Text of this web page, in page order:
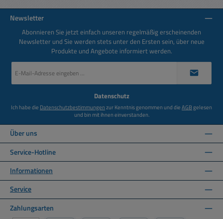
Newsletter
Abonnieren Sie jetzt einfach unseren regelmäßig erscheinenden
Newsletter und Sie werden stets unter den Ersten sein, über neue
Produkte und Angebote informiert werden.
Mail-
Datenschutz
Ich habe die Datenschutzbestimmungenzur Kenntnis genommen und dieAGBgelesen
und bin mit ihnen einverstanden.
Über uns
Service-Hotline
Informationen
Service
Zahlungsarten